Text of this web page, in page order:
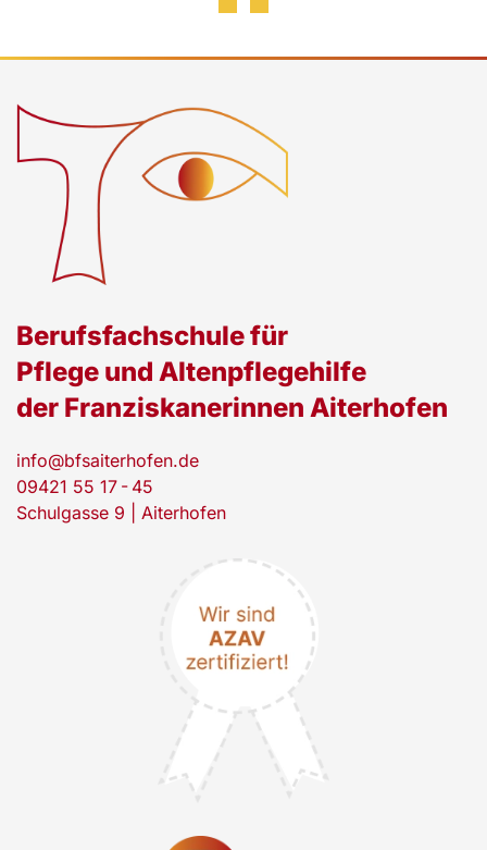
Berufsfachschule für
Pflege und Altenpflegehilfe
der Franziskanerinnen Aiterhofen
info@bfsaiterhofen.de
09421 55 17 - 45
Schulgasse 9 | Aiterhofen